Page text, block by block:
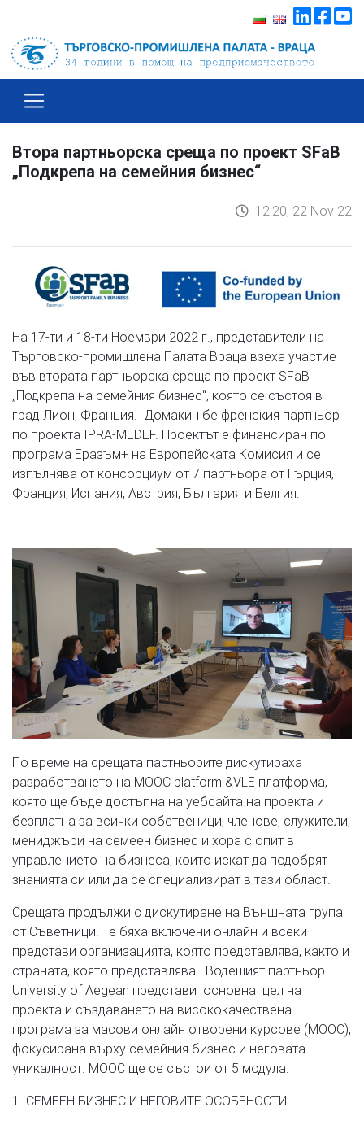
Втора партньорска среща по проект SFaB
„Подкрепа на семейния бизнес“
12:20, 22 Nov 22
На 17-ти и 18-ти Ноември 2022 г., представители на
Търговско-промишлена Палата Враца взеха участие
във втората партньорска среща по проект SFaB
„Подкрепа на семейния бизнес“, която се състоя в
град Лион, Франция. Домакин бе френския партньор
по проекта IPRA-MEDEF. Проектът е финансиран по
програма Еразъм+ на Европейската Комисия и се
изпълнява от консорциум от 7 партньора от Гърция,
Франция, Испания, Австрия, България и Белгия.
По време на срещата партньорите дискутираха
разработването на MOOC platform &VLE платформа,
която ще бъде достъпна на уебсайта на проекта и
безплатна за всички собственици, членове, служители,
мениджъри на семеен бизнес и хора с опит в
управлението на бизнеса, които искат да подобрят
знанията си или да се специализират в тази област.
Срещата продължи с дискутиране на Външната група
от Съветници. Те бяха включени онлайн и всеки
представи организацията, която представлява, както и
страната, която представлява. Водещият партньор
University of Aegean представи основна цел на
проекта и създаването на висококачествена
програма за масови онлайн отворени курсове (MOOC),
фокусирана върху семейния бизнес и неговата
уникалност. MOOC ще се състои от 5 модула:
1. СЕМЕЕН БИЗНЕС И НЕГОВИТЕ ОСОБЕНОСТИ